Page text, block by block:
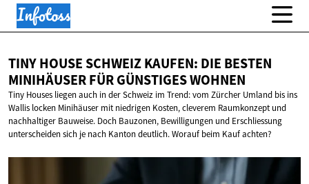
TINY HOUSE SCHWEIZ KAUFEN: DIE BESTEN
MINIHÄUSER FÜRGÜNSTIGES WOHNEN
Tiny Houses liegen auch in der Schweiz im Trend: vom Zürcher Umland bis ins
Wallis locken Minihäuser mit niedrigen Kosten, cleverem Raumkonzept und
nachhaltiger Bauweise. Doch Bauzonen, Bewilligungen und Erschliessung
unterscheiden sich je nach Kanton deutlich. Worauf beim Kauf achten?